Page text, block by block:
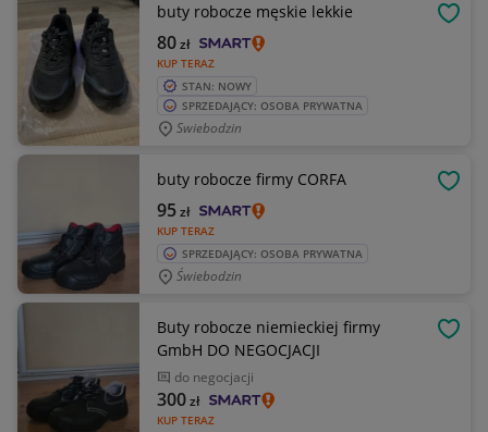
buty robocze męskie lekkie
KUP TERAZ
80zł
STAN: NOWY
SPRZEDAJĄCY: OSOBA PRYWATNA
Swiebodzin
buty robocze firmy CORFA
KUP TERAZ
95zł
SPRZEDAJĄCY: OSOBA PRYWATNA
Świebodzin
Buty robocze niemieckiej firmy
GmbH DO NEGOCJACJI
do negocjacji
KUP TERAZ
300zł